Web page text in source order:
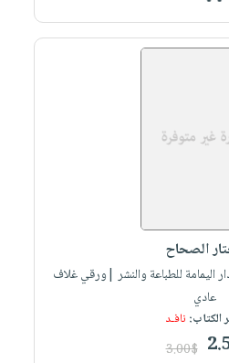
الصحاح
اليمامة للطباعة والنشر |ورقي غلاف
عادي
الكتاب: نافـد
3.00$